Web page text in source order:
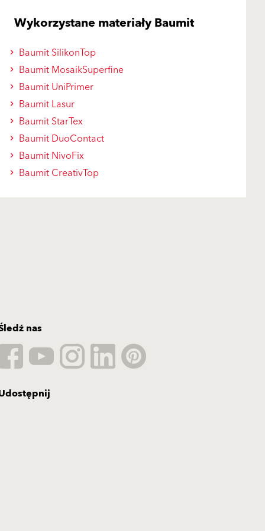
Wykorzystane materiały Baumit
Baumit SilikonTop
Baumit MosaikSuperfine
Baumit UniPrimer
Baumit Lasur
Baumit StarTex
Baumit DuoContact
Baumit NivoFix
Baumit CreativTop
nas